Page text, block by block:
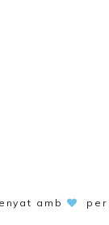
amb
per